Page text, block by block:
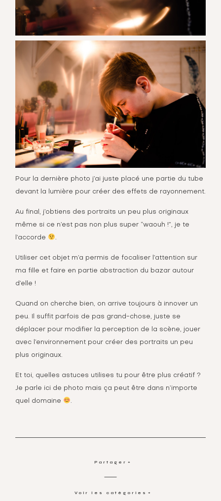
Pour la dernière photo j’ai juste placé une partie du tube
devant la lumière pour créer des effets de rayonnement.
Au final, j’obtiens des portraits un peu plus originaux
même si ce n’est pas non plus super “waouh !”, je te
l’accorde
.
Utiliser cet objet m’a permis de focaliser l’attention sur
ma fille et faire en partie abstraction du bazar autour
d’elle !
Quand on cherche bien, on arrive toujours à innover un
peu. Il suffit parfois de pas grand-chose, juste se
déplacer pour modifier la perception de la scène, jouer
avec l’environnement pour créer des portraits un peu
plus originaux.
Et toi, quelles astuces utilises tu pour être plus créatif ?
Je parle ici de photo mais ça peut être dans n’importe
quel domaine
.
Partager
Voir les catégories